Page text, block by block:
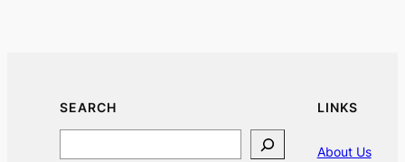
SEARCH LINKS
About Us